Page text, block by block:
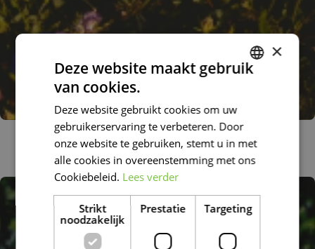
Karpatenklokje
Campanula carpatica
×
Deze website maakt gebruik
van cookies.
Deze website gebruikt cookies om uw
gebruikerservaring te verbeteren. Door
onze website te gebruiken, stemt u in met
alle cookies in overeenstemming met ons
Cookiebeleid. Lees verder
Strikt
noodzakelijk
Prestatie Targeting